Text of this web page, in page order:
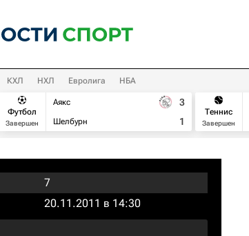
КХЛ НХЛ Евролига НБА
Футбол
Завершен
Аякс
Шелбурн
3
1
Теннис
Завершен
7
20.11.2011 в 14:30